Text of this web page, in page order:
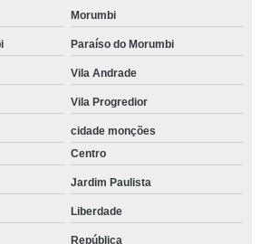
Jundiaí
Jandira
Jardim Europa
de alumínio Sumaré
para tubos Jardim Aeronave de Viracopos
Metropolitana de Campinas
Morumbi
Paraíso do Morumbi
Vila Andrade
Vila Progredior
cidade monções
Centro
Jardim Paulista
Liberdade
República